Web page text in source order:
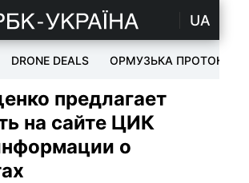
UA
DRONE DEALS ОРМУЗЬКА ПРОТОКА
предлагает
на сайте ЦИК
о